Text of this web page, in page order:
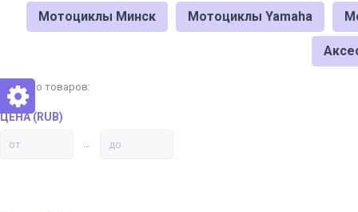
Мотоциклы Минск Мотоциклы Yamaha
Найдено товаров:
ЦЕНА (RUB)